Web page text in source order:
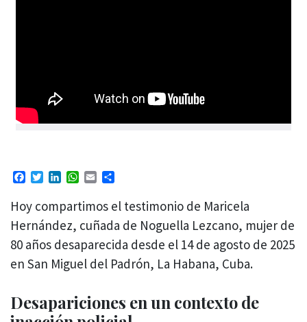
Facebook
TwitterLinkedIn
WhatsApp
Email
Hoy compartimos el testimonio de Maricela
Hernández, cuñada de Noguella Lezcano, mujer de
80 años desaparecida desde el 14 de agosto de 2025
en San Miguel del Padrón, La Habana, Cuba.
Desapariciones en un contexto de